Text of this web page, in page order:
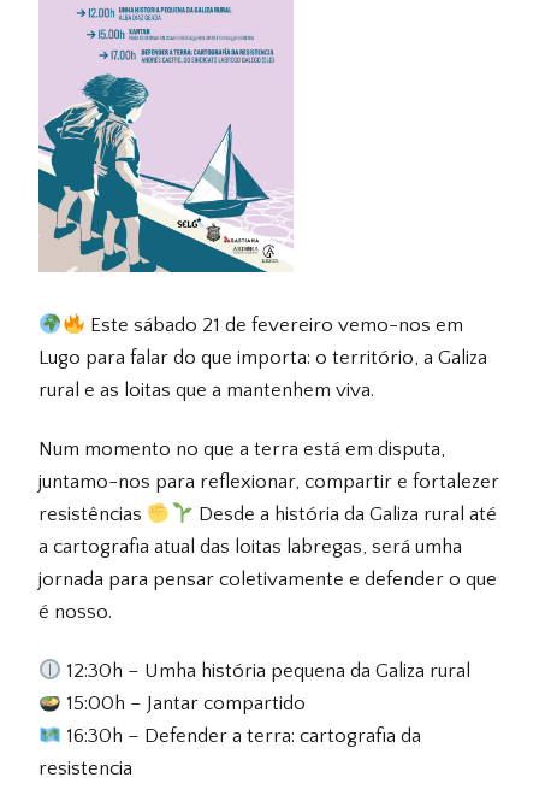
Este sábado 21 de fevereiro vemo-nos em
Lugo para falar do que importa: o território, a Galiza
rural e as loitas que a mantenhem viva.
Num momento no que a terra está em disputa,
juntamo-nos para reflexionar, compartir e fortalezer
resistências
Desde a história da Galiza rural até
a cartografia atual das loitas labregas, será umha
jornada para pensar coletivamente e defender o que
é nosso.
12:30h – Umha história pequena da Galiza rural
15:00h – Jantar compartido
16:30h – Defender a terra: cartografia da
resistencia